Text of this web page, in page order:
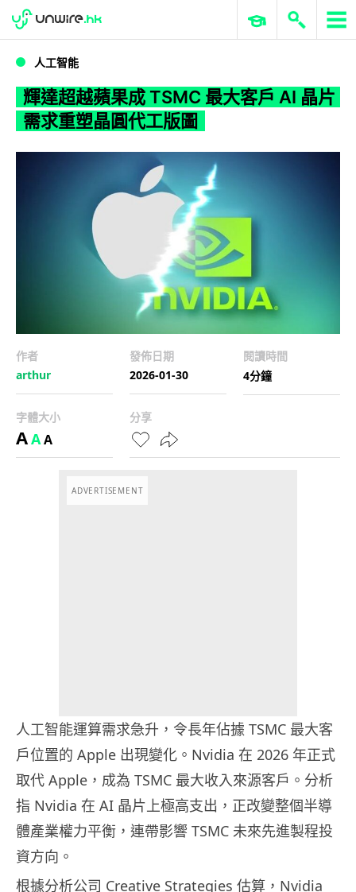
WWDC 2026 ERP 與商業 AI
人工智能
輝達超越蘋果成 TSMC 最大客戶 AI 晶片
需求重塑晶圓代工版圖
作者
arthur
發佈日期
2026-01-30
閱讀時間
4分鐘
字體大小
AAA
分享
ADVERTISEMENT
人工智能運算需求急升，令長年佔據 TSMC 最大客
戶位置的 Apple 出現變化。Nvidia 在 2026 年正式
取代 Apple，成為 TSMC 最大收入來源客戶。分析
指 Nvidia 在 AI 晶片上極高支出，正改變整個半導
體產業權力平衡，連帶影響 TSMC 未來先進製程投
資方向。
根據分析公司 Creative Strategies 估算，Nvidia